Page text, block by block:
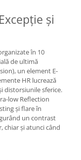
și
în 10
de ultimă
un element E-
HR lucrează
distorsiunile sferice.
low Reflection
și flare în
un contrast
chiar și atunci când